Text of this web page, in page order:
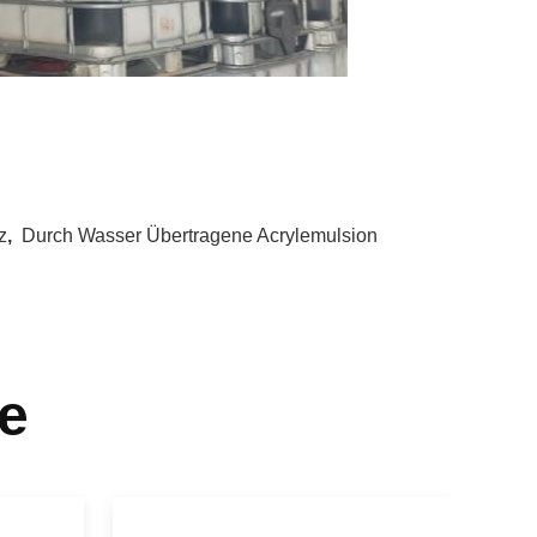
, Durch Wasser Übertragene Acrylemulsion